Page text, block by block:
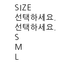
SIZE
선택하세요.
선택하세요.
S
M